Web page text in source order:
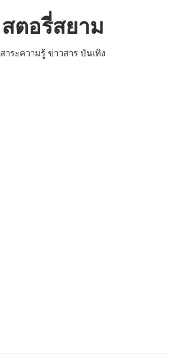
สตอรี่สยาม
สาระความรู้ ข่าวสาร บันเทิง